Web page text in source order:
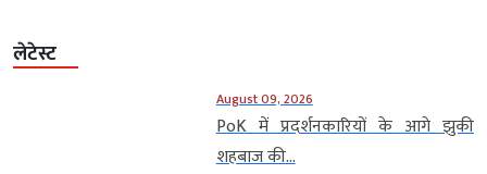
लेटेस्ट
August 09, 2026
PoK में प्रदर्शनकारियों के आगे झुकी
शहबाज की...